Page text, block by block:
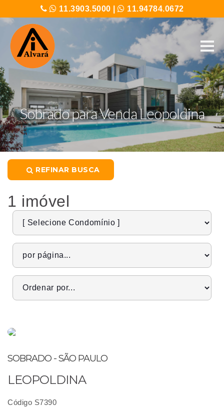
11.3903.5000 11.94784.0672
Sobrado para Venda Leopoldina
REFINAR BUSCA
1 imóvel
SOBRADO - SÃO PAULO
LEOPOLDINA
Código S7390